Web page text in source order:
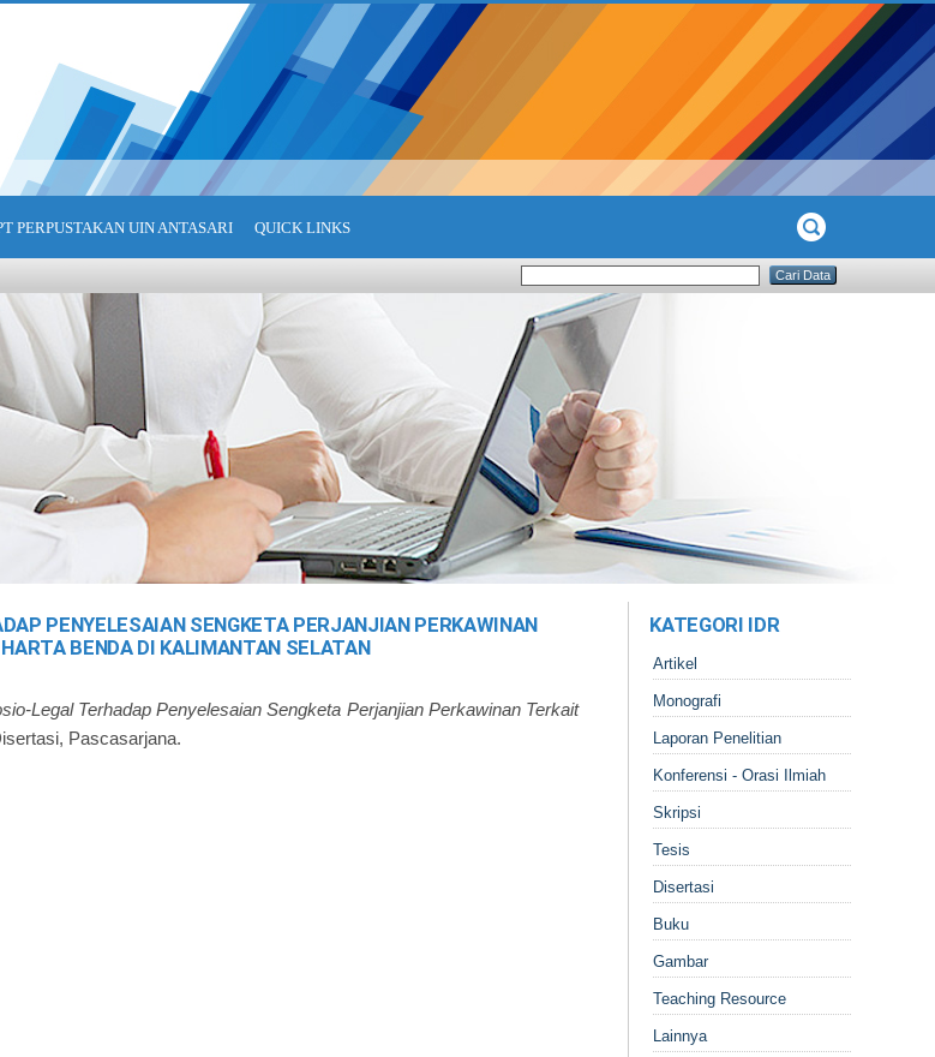
PERPUSTAKAN UIN ANTASARI QUICK LINKS
PENYELESAIAN SENGKETA PERJANJIAN PERKAWINAN
BENDA DI KALIMANTAN SELATAN
Legal Terhadap Penyelesaian Sengketa Perjanjian Perkawinan Terkait
Pascasarjana.
KATEGORI IDR
Artikel
Monografi
Laporan Penelitian
Konferensi - Orasi Ilmiah
Skripsi
Tesis
Disertasi
Buku
Gambar
Teaching Resource
Lainnya